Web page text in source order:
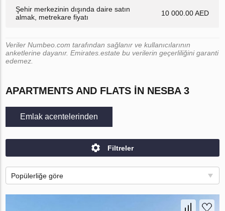
Şehir merkezinin dışında daire satın
almak, metrekare fiyatı
10 000.00 AED
Veriler Numbeo.com tarafından sağlanır ve kullanıcılarının
anketlerine dayanır. Emirates.estate bu verilerin geçerliliğini garanti
edemez.
APARTMENTS AND FLATS IN NESBA 3
Emlak acentelerinden
Filtreler
Popülerliğe göre